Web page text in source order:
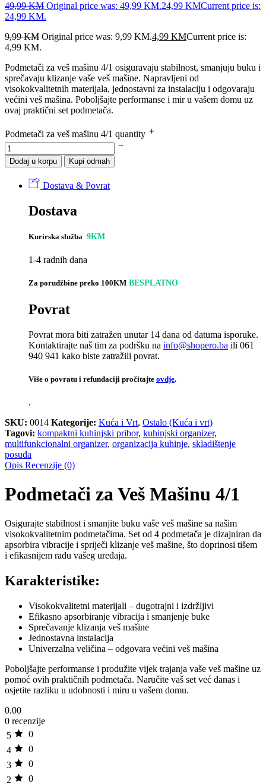
49,99KM Original price was: 49,99 KM.24,99 KMCurrent price is:
24,99 KM.
9,99KM Original price was: 9,99 KM.4,99 KMCurrent price is:
4,99 KM.
Podmetači za veš mašinu 4/1 osiguravaju stabilnost, smanjuju buku i
sprečavaju klizanje vaše veš mašine. Napravljeni od
visokokvalitetnih materijala, jednostavni za instalaciju i odgovaraju
većini veš mašina. Poboljšajte performanse i mir u vašem domu uz
ovaj praktični set podmetača.
Podmetači za veš mašinu 4/1 quantity
Dodaj u korpu Kupi odmah
Dostava & Povrat
Dostava
Kurirska služba 9KM
1-4 radnih dana
Za porudžbine preko 100KM BESPLATNO
Povrat
Povrat mora biti zatražen unutar 14 dana od datuma isporuke.
Kontaktirajte naš tim za podršku na info@shopero.ba ili 061
940 941 kako biste zatražili povrat.
Više o povratu i refundaciji pročitajte ovdje.
.
SKU: 0014 Kategorije: Kuća i Vrt, Ostalo (Kuća i vrt)
Tagovi: kompaktni kuhinjski pribor, kuhinjski organizer,
multifunkcionalni organizer, organizacija kuhinje, skladištenje
posuđa
Opis Recenzije (0)
Podmetači za Veš Mašinu 4/1
Osigurajte stabilnost i smanjite buku vaše veš mašine sa našim
visokokvalitetnim podmetačima. Set od 4 podmetača je dizajniran da
apsorbira vibracije i spriječi klizanje veš mašine, što doprinosi tišem
i efikasnijem radu vašeg uređaja.
Karakteristike:
Visokokvalitetni materijali – dugotrajni i izdržljivi
Efikasno apsorbiranje vibracija i smanjenje buke
Sprečavanje klizanja veš mašine
Jednostavna instalacija
Univerzalna veličina – odgovara većini veš mašina
Poboljšajte performanse i produžite vijek trajanja vaše veš mašine uz
pomoć ovih praktičnih podmetača. Naručite vaš set već danas i
osjetite razliku u udobnosti i miru u vašem domu.
0.00
0 recenzije
5
0
4
0
3
0
2
0